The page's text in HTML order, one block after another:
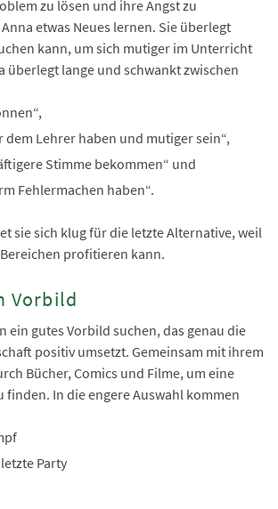
zu lösen und ihre Angst zu
etwas Neues lernen. Sie überlegt
kann, um sich mutiger im Unterricht
überlegt lange und schwankt zwischen
dem Lehrer haben und mutiger sein“,
Stimme bekommen“ und
Fehlermachen haben“.
sie sich klug für die letzte Alternative, weil
profitieren kann.
Vorbild
ein gutes Vorbild suchen, das genau die
positiv umsetzt. Gemeinsam mit ihrem
Bücher, Comics und Filme, um eine
finden. In die engere Auswahl kommen
Party